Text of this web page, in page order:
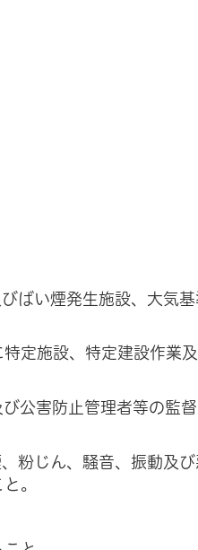
ばい煙発生施設、大気
定施設、特定建設作業
公害防止管理者等の監
粉じん、騒音、振動及
。